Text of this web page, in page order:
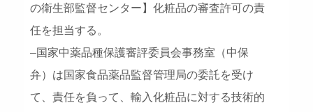
の衛生部監督センター】化粧品の審査許可の責
任を担当する。
–国家中薬品種保護審評委員会事務室（中保
弁）は国家食品薬品監督管理局の委託を受け
て、責任を負って、輸入化粧品に対する技術的